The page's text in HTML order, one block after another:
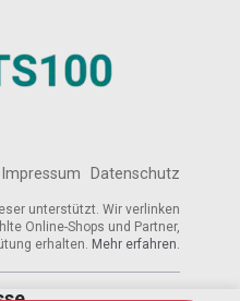
Impressum Datenschutz
unterstützt. Wir verlinken
Online-Shops und Partner,
erhalten. Mehr erfahren.